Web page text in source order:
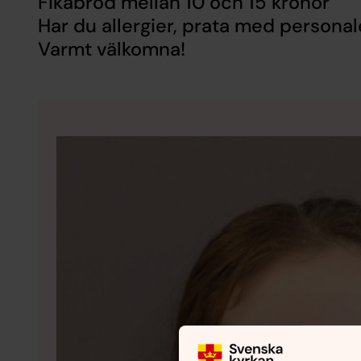
Har du allergier, prata med
Varmt välkomna!